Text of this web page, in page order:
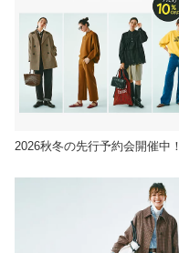
2026秋冬の先行予約会開催中！